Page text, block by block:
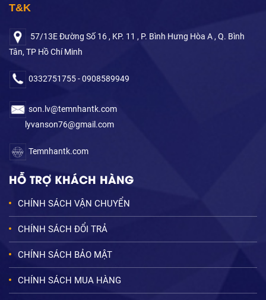
T&K
57/13E Đường Số 16 , KP. 11 , P. Bình Hưng Hòa A , Q. Bình
Tân, TP Hồ Chí Minh
0332751755 - 0908589949
son.lv@temnhantk.com
lyvanson76@gmail.com
Temnhantk.com
HỖ TRỢ KHÁCH HÀNG
CHÍNH SÁCH VẬN CHUYỂN
CHÍNH SÁCH ĐỔI TRẢ
CHÍNH SÁCH BẢO MẬT
CHÍNH SÁCH MUA HÀNG